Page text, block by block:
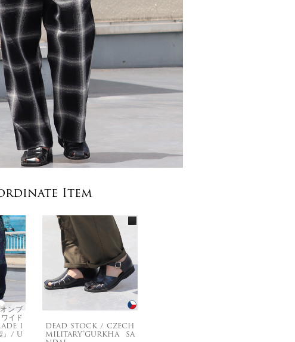
Item
ンブ
イド
I
』/ U
DEAD STOCK / CZECH
MILITARY”GURKHA SA